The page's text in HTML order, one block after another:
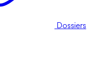
Dossiers